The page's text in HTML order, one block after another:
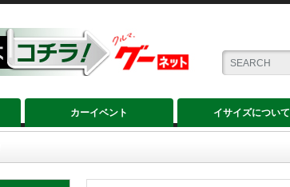
カーイベント イサイズについて